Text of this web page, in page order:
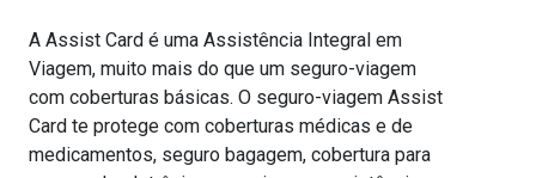
A Assist Card é uma Assistência Integral em
Viagem, muito mais do que um seguro-viagem
com coberturas básicas. O seguro-viagem Assist
Card te protege com coberturas médicas e de
medicamentos, seguro bagagem, cobertura para